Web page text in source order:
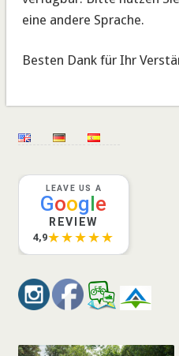
eine andere Sprache.
Besten Dank für Ihr
LEAVE US A
Google
REVIEW
4,9★★★★★